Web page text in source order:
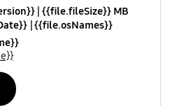
{{file.fileSize}} MB
{{file.osNames}}